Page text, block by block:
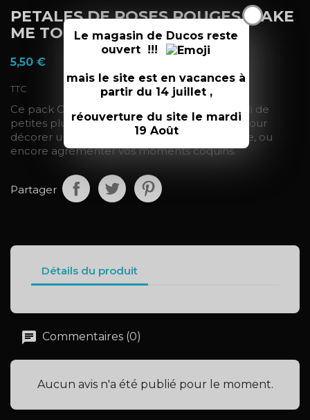
X
Le magasin de Ducos reste
ouvert !!!
mais le site est en vacances à
partir du 14 juillet ,
réouverture du site le mardi
19 Août
PETALES DE ROSES ROUGES "TAKE
ME TO BED"
5,50 €
TTC
Ce pack Obsessive Take me to bed est rempli de
petites plumes rouges, douces et délicates, pour
décorer un lit, créer une atmosphère érotique, ou
encore agrémenter vos moments coquins.
Partager
Détails du produit
Commentaires (0)
Aucun avis n'a été publié pour le moment.